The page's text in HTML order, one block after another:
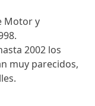
Motor y
2002 los
muy parecidos,